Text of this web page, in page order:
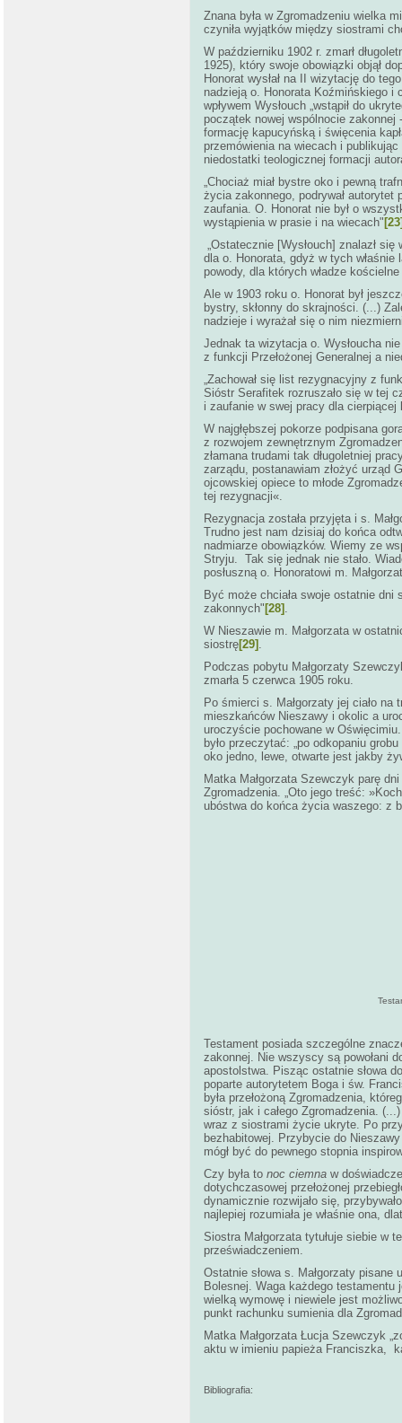
Znana była w Zgromadzeniu wielka
czyniła wyjątków między siostrami
W październiku 1902 r. zmarł
1925), który swoje obowiązki objął
Honorat wysłał na II wizytację do
nadzieją o. Honorata Koźmińskiego i
wpływem Wysłouch „wstąpił do
początek nowej wspólnocie zakonnej
formację kapucyńską i święcenia
przemówienia na wiecach i
niedostatki teologicznej formacji
„Chociaż miał bystre oko i pewną
życia zakonnego, podrywał autorytet
zaufania. O. Honorat nie był o
wystąpienia w prasie i na wiecach"
„Ostatecznie [Wysłouch] znalazł
dla o. Honorata, gdyż w tych
powody, dla których władze
Ale w 1903 roku o. Honorat był
bystry, skłonny do skrajności. (...)
nadzieje i wyrażał się o nim
Jednak ta wizytacja o. Wysłoucha
z funkcji Przełożonej Generalnej a
„Zachował się list rezygnacyjny z
Sióstr Serafitek rozruszało się w tej
i zaufanie w swej pracy dla cierpiącej
W najgłębszej pokorze podpisana
z rozwojem zewnętrznym
złamana trudami tak długoletniej
zarządu, postanawiam złożyć urząd
ojcowskiej opiece to młode
tej rezygnacji«.
Rezygnacja została przyjęta i s.
Trudno jest nam dzisiaj do końca
nadmiarze obowiązków. Wiemy ze
Stryju. Tak się jednak nie stało.
posłuszną o. Honoratowi m.
Być może chciała swoje ostatnie dni
zakonnych" [28] .
W Nieszawie m. Małgorzata w
siostrę[29] .
Podczas pobytu Małgorzaty
zmarła 5 czerwca 1905 roku.
Po śmierci s. Małgorzaty jej ciało na
mieszkańców Nieszawy i okolic a
uroczyście pochowane w
było przeczytać: „po odkopaniu
oko jedno, lewe, otwarte jest jakby
Matka Małgorzata Szewczyk parę
Zgromadzenia. „Oto jego treść:
ubóstwa do końca życia waszego: z
Testament posiada szczególne
zakonnej. Nie wszyscy są powołani
apostolstwa. Pisząc ostatnie słowa
poparte autorytetem Boga i św.
była przełożoną Zgromadzenia,
sióstr, jak i całego Zgromadzenia.
wraz z siostrami życie ukryte. Po
bezhabitowej. Przybycie do
mógł być do pewnego stopnia
Czy była to noc ciemna w
dotychczasowej przełożonej
dynamicznie rozwijało się,
najlepiej rozumiała je właśnie ona,
Siostra Małgorzata tytułuje siebie w
przeświadczeniem.
Ostatnie słowa s. Małgorzaty
Bolesnej. Waga każdego testamentu
wielką wymowę i niewiele jest
punkt rachunku sumienia dla
Matka Małgorzata Łucja Szewczyk
aktu w imieniu papieża Franciszka,
Bibliografia: